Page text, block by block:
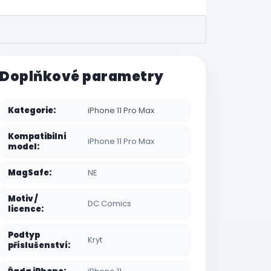
Doplňkové parametry
Kategorie: iPhone 11 Pro Max
Kompatibilní
model: iPhone 11 Pro Max
MagSafe: NE
Motiv /
licence: DC Comics
Podtyp
příslušenství: Kryt